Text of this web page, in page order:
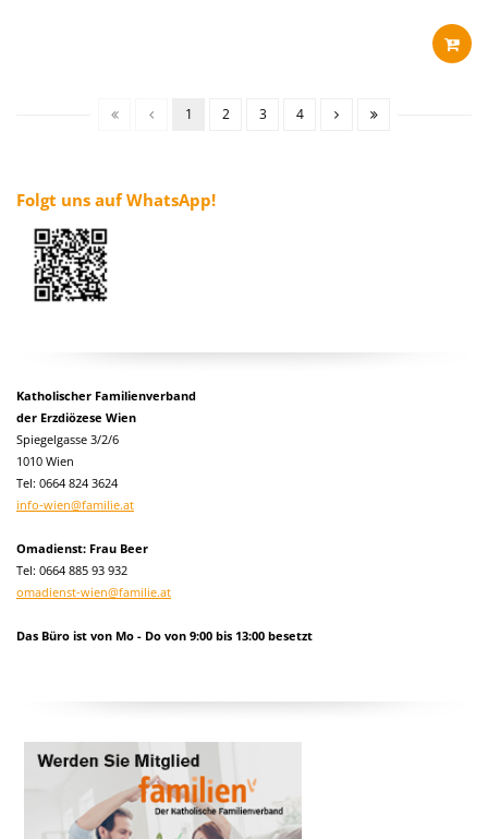
1 2 3 4
Folgt uns auf WhatsApp!
Katholischer Familienverband
der Erzdiözese Wien
Spiegelgasse 3/2/6
1010 Wien
Tel: 0664 824 3624
info-wien@familie.at
Omadienst: Frau Beer
Tel: 0664 885 93 932
omadienst-wien@familie.at
Das Büro ist von Mo - Do von 9:00 bis 13:00 besetzt